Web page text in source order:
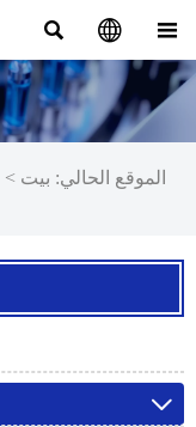
  
الموقع الحالي: بيت >
